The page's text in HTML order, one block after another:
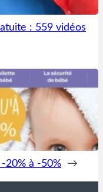
: 559 vidéos
20% à -50% →